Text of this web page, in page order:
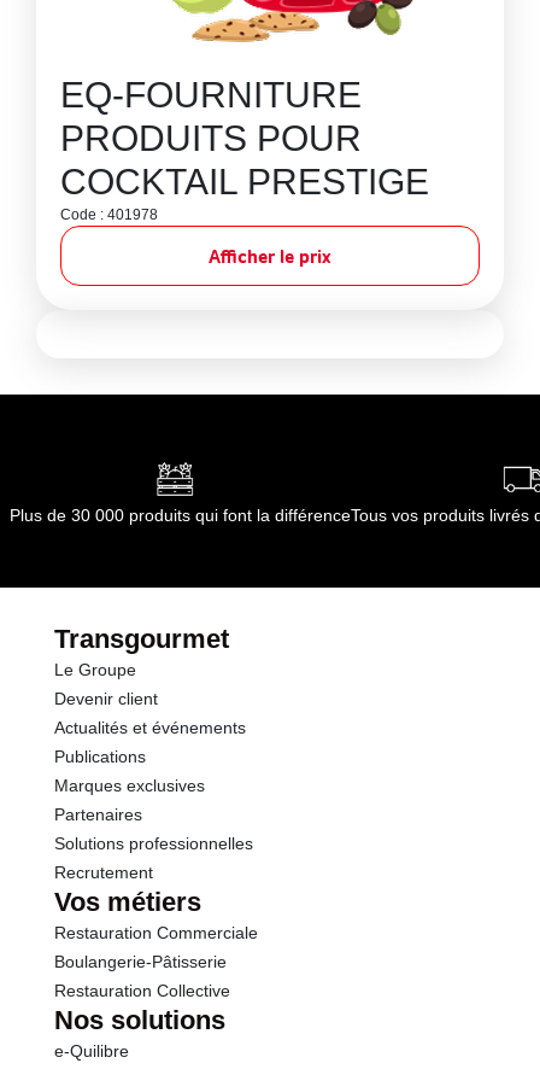
EQ-FOURNITURE
PRODUITS POUR
COCKTAIL PRESTIGE
Code : 401978
Afficher le prix
Plus de 30 000 produits qui font la différenceTous vos produits livrés
Transgourmet
Le Groupe
Devenir client
Actualités et événements
Publications
Marques exclusives
Partenaires
Solutions professionnelles
Recrutement
Vos métiers
Restauration Commerciale
Boulangerie-Pâtisserie
Restauration Collective
Nos solutions
e-Quilibre